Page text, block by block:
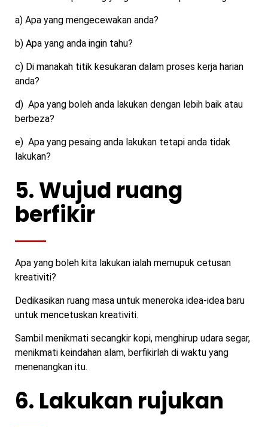
a) Apa yang mengecewakan anda?
b) Apa yang anda ingin tahu?
c) Di manakah titik kesukaran dalam proses kerja harian
anda?
d) Apa yang boleh anda lakukan dengan lebih baik atau
berbeza?
e) Apa yang pesaing anda lakukan tetapi anda tidak
lakukan?
5. Wujud ruang
berfikir
Apa yang boleh kita lakukan ialah memupuk cetusan
kreativiti?
Dedikasikan ruang masa untuk meneroka idea-idea baru
untuk mencetuskan kreativiti.
Sambil menikmati secangkir kopi, menghirup udara segar,
menikmati keindahan alam, berfikirlah di waktu yang
menenangkan itu.
6. Lakukan rujukan